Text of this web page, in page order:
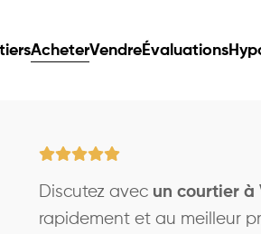
AcheterVendreÉvaluations
Discutez avec un courtier à
rapidement et au meilleur